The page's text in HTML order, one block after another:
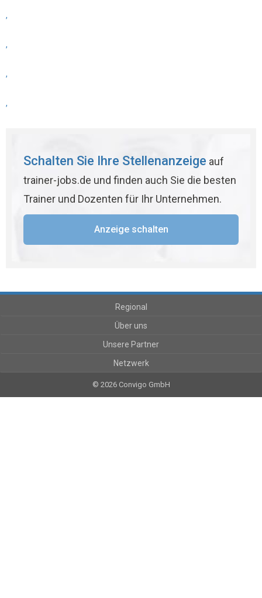
,
,
,
,
Schalten Sie Ihre Stellenanzeige auf
trainer-jobs.de und finden auch Sie die besten
Trainer und Dozenten für Ihr Unternehmen.
Anzeige schalten
Regional
Über uns
Unsere Partner
Netzwerk
© 2026 Convigo GmbH